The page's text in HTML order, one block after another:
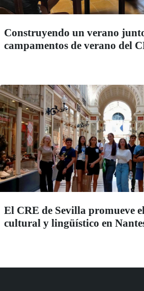
Construyendo un verano
campamentos de verano del
El CRE de Sevilla promueve
cultural y lingüístico en